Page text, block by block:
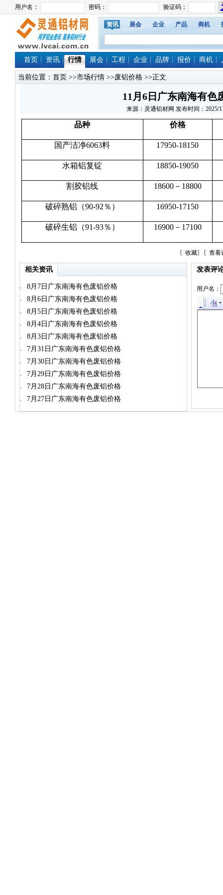
资讯 展会 企业 产品 商机
首页 资讯 行情 展会 工程 企业 品牌 报价 商机
当前位置： 首页 >>市场行情 >>废铝价格 >>正文
11月6日广东南海有色
来源：灵通铝材网 发布时间：2025/
品种 价格
国产洁净6063料 17950-18150
水箱铝复锭 18850-19050
割胶铝线 18600－18800
破碎熟铝（90-92％） 16950-17150
破碎生铝（91-93％） 16900－17100
〖 收藏〗〖 查看
相关资讯
8月7日广东南海有色废铝价格
8月6日广东南海有色废铝价格
8月5日广东南海有色废铝价格
8月4日广东南海有色废铝价格
8月3日广东南海有色废铝价格
7月31日广东南海有色废铝价格
7月30日广东南海有色废铝价格
7月29日广东南海有色废铝价格
7月28日广东南海有色废铝价格
7月27日广东南海有色废铝价格
发表评
用户名：